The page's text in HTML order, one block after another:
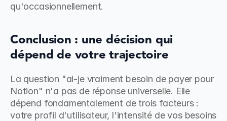
qu'occasionnellement.
Conclusion : une décision qui
dépend de votre trajectoire
La question "ai-je vraiment besoin de payer pour
Notion" n'a pas de réponse universelle. Elle
dépend fondamentalement de trois facteurs :
votre profil d'utilisateur, l'intensité de vos besoins